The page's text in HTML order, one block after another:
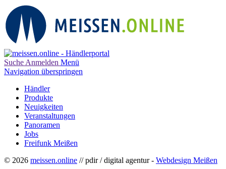
Suche Anmelden Menü
Navigation überspringen
Händler
Produkte
Neuigkeiten
Veranstaltungen
Panoramen
Jobs
Freifunk Meißen
© 2026 meissen.online // pdir / digital agentur - Webdesign Meißen